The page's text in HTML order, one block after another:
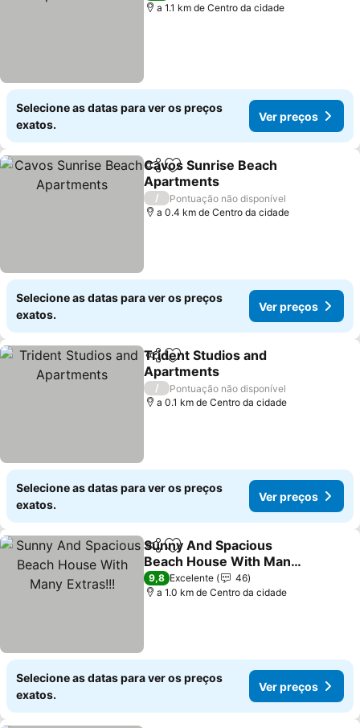
a 1.1 km de Centro da cidade
Selecione as datas para ver os preços
exatos.
Ver preços
PartilharAdicionar aos favoritos
Cavos Sunrise Beach
Apartments
/
Pontuação não disponível
a 0.4 km de Centro da cidade
Selecione as datas para ver os preços
exatos.
Ver preços
PartilharAdicionar aos favoritos
Trident Studios and
Apartments
/
Pontuação não disponível
a 0.1 km de Centro da cidade
Selecione as datas para ver os preços
exatos.
Ver preços
PartilharAdicionar aos favoritos
Sunny And Spacious
Beach House With Many
Extras!!!
9,8 Excelente
46
a 1.0 km de Centro da cidade
Selecione as datas para ver os preços
exatos.
Ver preços